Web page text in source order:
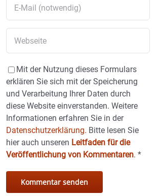
Mit der Nutzung dieses Formulars
erklären Sie sich mit der Speicherung
und Verarbeitung Ihrer Daten durch
diese Website einverstanden. Weitere
Informationen erfahren Sie in der
Datenschutzerklärung. Bitte lesen Sie
hier auch unseren Leitfaden für die
Veröffentlichung von Kommentaren.*